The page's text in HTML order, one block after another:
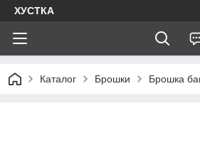
ХУСТКА
Каталог Брошки Брошка